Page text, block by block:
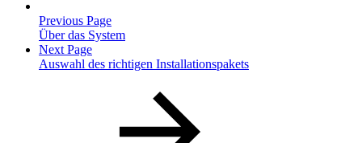
Previous Page
Über das System
Next Page
Auswahl des richtigen Installationspakets